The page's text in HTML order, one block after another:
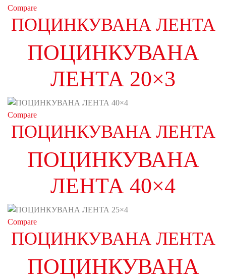
Compare
ПОЦИНКУВАНА ЛЕНТА
ПОЦИНКУВАНА
ЛЕНТА 20×3
Compare
ПОЦИНКУВАНА ЛЕНТА
ПОЦИНКУВАНА
ЛЕНТА 40×4
Compare
ПОЦИНКУВАНА ЛЕНТА
ПОЦИНКУВАНА